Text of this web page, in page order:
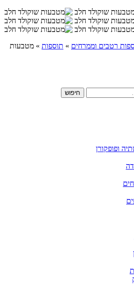
רטבים וממרחים » תוספות » מטבעות
חיפוש
ופופקורן